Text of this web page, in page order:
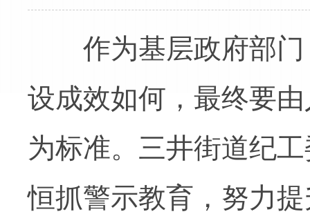
作为基层政府部门
设成效如何，最终要
为标准。三井街道纪
恒抓警示教育，努力